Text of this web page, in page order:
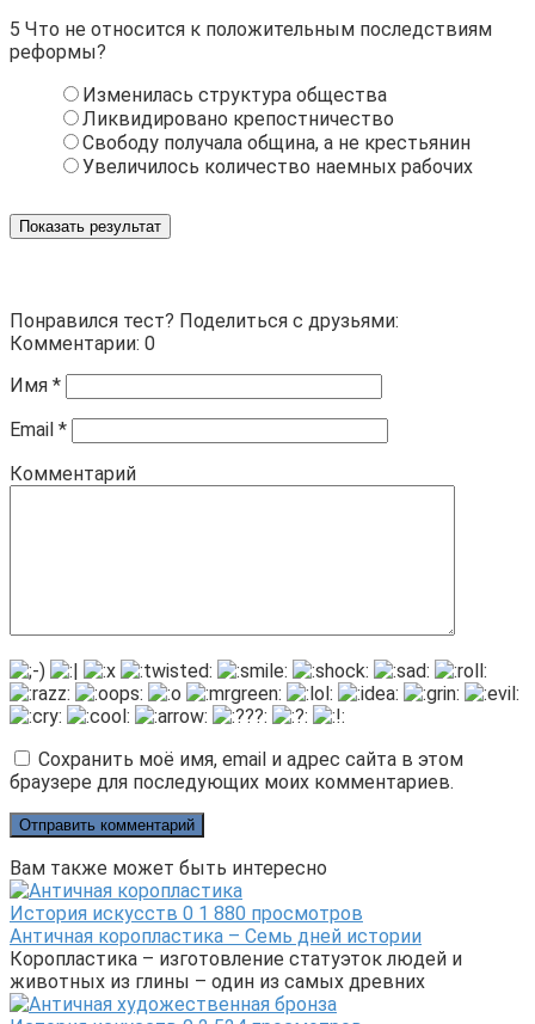
5 Что не относится к положительным последствиям
реформы?
Изменилась структура общества
Ликвидировано крепостничество
Свободу получала община, а не крестьянин
Увеличилось количество наемных рабочих
Показать результат
Понравился тест? Поделиться с друзьями:
Комментарии: 0
Имя *
Email *
Комментарий
Сохранить моё имя, email и адрес сайта в этом
браузере для последующих моих комментариев.
Вам также может быть интересно
История искусств 0 1 880 просмотров
Античная коропластика – Семь дней истории
Коропластика – изготовление статуэток людей и
животных из глины – один из самых древних